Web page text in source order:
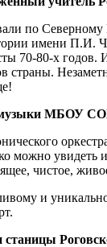
по
имени П.И.
70-80-х
страны.
музыки МБОУ
можно увидеть
чистое,
и